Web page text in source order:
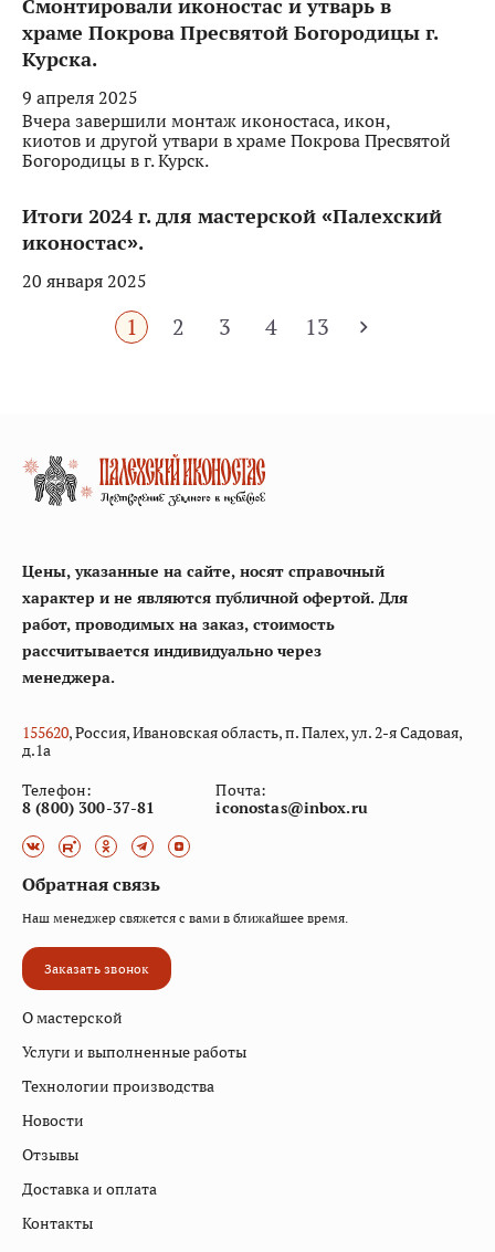
Смонтировали иконостас и утварь в
храме Покрова Пресвятой Богородицы г.
Курска.
9 апреля 2025
Вчера завершили монтаж иконостаса, икон,
киотов и другой утвари в храме Покрова Пресвятой
Богородицы в г. Курск.
Итоги 2024 г. для мастерской «Палехский
иконостас».
20 января 2025
1 2 3 4 13
Цены, указанные на сайте, носят справочный
характер и не являются публичной офертой. Для
работ, проводимых на заказ, стоимость
рассчитывается индивидуально через
менеджера.
155620, Россия, Ивановская область, п. Палех, ул. 2-я Садовая,
д.1а
Телефон:
8 (800) 300-37-81
Почта:
iconostas@inbox.ru
О мастерской
Услуги и выполненные работы
Технологии производства
Новости
Отзывы
Доставка и оплата
Контакты
Обратная связь
Наш менеджер свяжется с вами в ближайшее время.
Заказать звонок